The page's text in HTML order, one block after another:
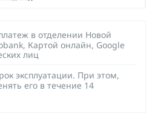
в отделении Новой
Картой онлайн, Google
лиц
эксплуатации. При этом,
его в течение 14